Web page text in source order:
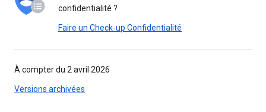
confidentialité ?
Faire un Check-up Confidentialité
À compter du 2 avril 2026
Versions archivées